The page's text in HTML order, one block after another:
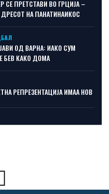
СЕ ПРЕТСТАВИ ВО ГРЦИЈА –
НА ПАНАТИНАИКОС
ОД ВАРНА: ИАКО СУМ
БЕВ КАКО ДОМА
РЕПРЕЗЕНТАЦИЈА ИМАА НОВ